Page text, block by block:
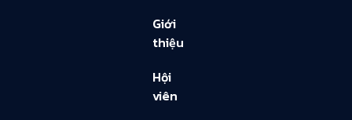
Giới
thiệu
Hội
viên